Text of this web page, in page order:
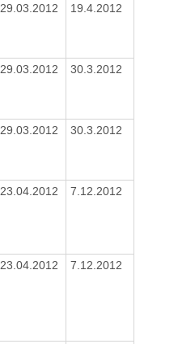
29.03.2012 19.4.2012
29.03.2012 30.3.2012
29.03.2012 30.3.2012
23.04.2012 7.12.2012
23.04.2012 7.12.2012